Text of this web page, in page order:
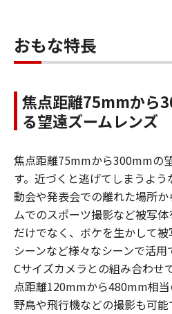
おもな特長
焦点距離75mmから
る望遠ズームレンズ
焦点距離75mmから300mmの
す。近づくと逃げてしまうよ
動会や発表会での離れた場所
ムでのスポーツ撮影など被写
だけでなく、ボケを生かして
シーンなど様々なシーンで活
Cサイズカメラとの組み合わせ
点距離120mmから480mm相当
野鳥や飛行機などの撮影も可能